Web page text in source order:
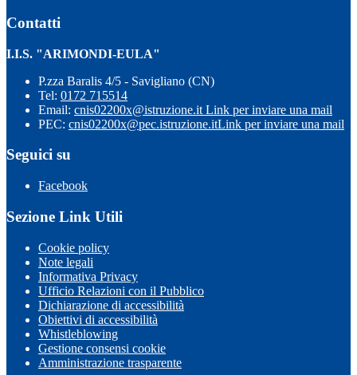
Contatti
I.I.S. "ARIMONDI-EULA"
P.zza Baralis 4/5 - Savigliano (CN)
Tel: 0172 715514
Email: cnis02200x@istruzione.it Link per inviare una mail
PEC: cnis02200x@pec.istruzione.itLink per inviare una mail
Seguici su
Facebook
Sezione Link Utili
Cookie policy
Note legali
Informativa Privacy
Ufficio Relazioni con il Pubblico
Dichiarazione di accessibilità
Obiettivi di accessibilità
Whistleblowing
Gestione consensi cookie
Amministrazione trasparente